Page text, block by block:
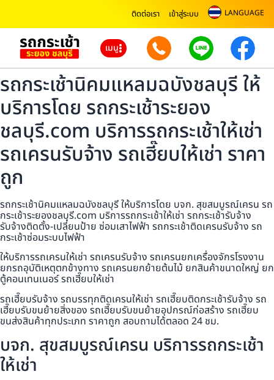
ติดต่อเรา เข้าสู่ระบบ LANGUAGE
เมนู
รถกระเช้านิคมแหลมฉบังชลบุรี ให้
บริการโดย รถกระเช้าระยอง
ชลบุรี.com บริการรถกระเช้าให้เช่า
รถเครนรับจ้าง รถเฮี๊ยบให้เช่า ราคา
ถูก
รถกระเช้านิคมแหลมฉบังชลบุรี ให้บริการโดย บจก. สุขสมบูรณ์เครน รถ
กระเช้าระยองชลบุรี.com บริการรถกระเช้าให้เช่า รถกระเช้ารับจ้าง
รับจ้างติดตั้ง-เปลี่ยนป้าย ซ่อมเสาไฟฟ้า รถกระเช้าติดเครนรับจ้าง รถ
กระเช้าซ่อมระบบไฟฟ้า
ให้บริการรถเครนให้เช่า รถเครนรับจ้าง รถเครนยกเครื่องจักรโรงงาน
ยกรถอุบัติเหตุตกข้างทาง รถเครนยกย้ายต้นไม้ ยกสินค้าขนาดใหญ่ ยก
ตู้คอนเทนเนอร์ รถเฮี๊ยบให้เช่า
รถเฮี๊ยบรับจ้าง รถบรรทุกติดเครนให้เช่า รถเฮี๊ยบติดกระเช้ารับจ้าง รถ
เฮี๊ยบรับขนย้ายสิ่งของ รถเฮี๊ยบรับขนย้ายอุปกรณ์ก่อสร้าง รถเฮี๊ยบ
ขนส่งสินค้าทุกประเภท ราคาถูก สอบถามได้ตลอด 24 ชม.
บจก. สุขสมบูรณ์เครน บริการรถกระเช้า
ให้เช่า